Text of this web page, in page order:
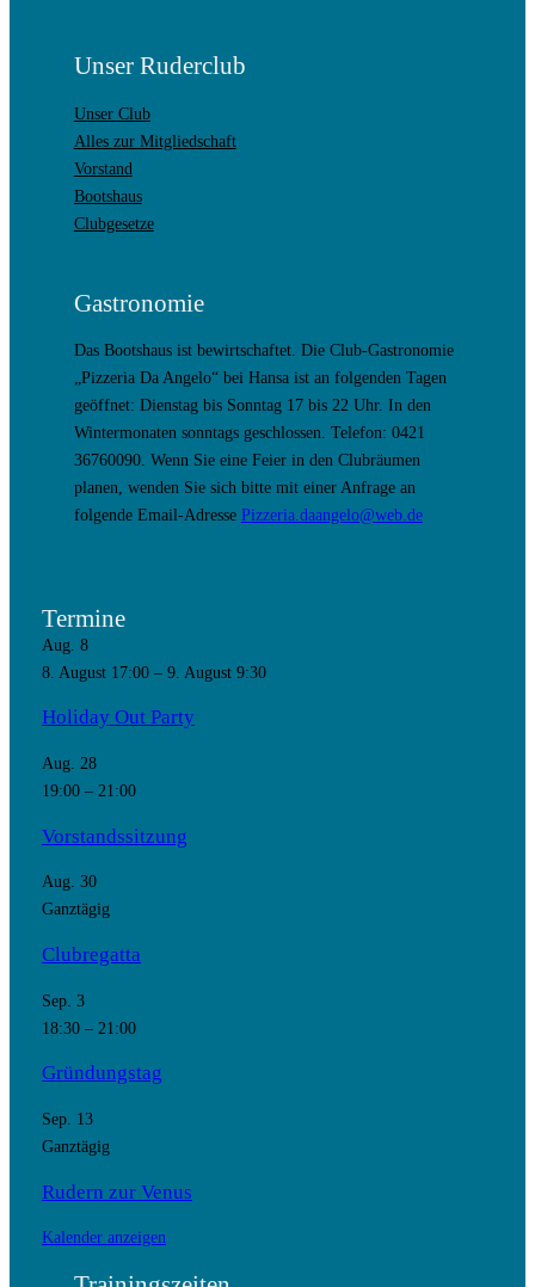
Unser Ruderclub
Unser Club
Alles zur Mitgliedschaft
Vorstand
Bootshaus
Clubgesetze
Gastronomie
Das Bootshaus ist bewirtschaftet. Die Club-Gastronomie
„Pizzeria Da Angelo“ bei Hansa ist an folgenden Tagen
geöffnet: Dienstag bis Sonntag 17 bis 22 Uhr. In den
Wintermonaten sonntags geschlossen. Telefon: 0421
36760090. Wenn Sie eine Feier in den Clubräumen
planen, wenden Sie sich bitte mit einer Anfrage an
folgende Email-Adresse Pizzeria.daangelo@web.de
Termine
Aug. 8
8. August 17:00– 9. August 9:30
Holiday Out Party
Aug. 28
19:00– 21:00
Vorstandssitzung
Aug. 30
Ganztägig
Clubregatta
Sep. 3
18:30– 21:00
Gründungstag
Sep. 13
Ganztägig
Rudern zur Venus
Kalender anzeigen